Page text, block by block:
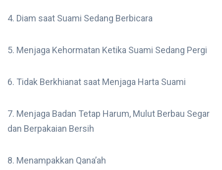
4. Diam saat Suami Sedang Berbicara
5. Menjaga Kehormatan Ketika Suami Sedang Pergi
6. Tidak Berkhianat saat Menjaga Harta Suami
7. Menjaga Badan Tetap Harum, Mulut Berbau Segar
dan Berpakaian Bersih
8. Menampakkan Qana’ah